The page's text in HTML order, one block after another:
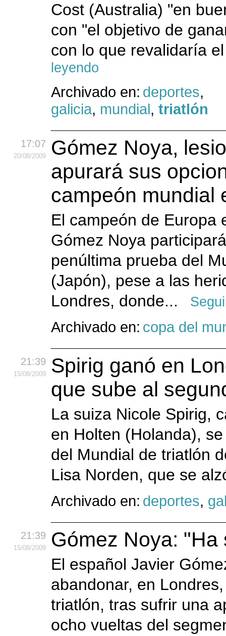
Cost (Australia) "en
con "el objetivo de
con lo que revalidaría
leyendo
Archivado en: deportes,
galicia, mundial, triatlón
17:07
20/08/2009
Gómez Noya,
apurará sus
campeón mundial
El campeón de Europa
Gómez Noya
penúltima prueba del
(Japón), pese a las
Londres, donde...
Archivado en: copa del
21:39
15/08/2009
Spirig ganó en
que sube al
La suiza Nicole Spirig,
en Holten (Holanda),
del Mundial de triatlón
Lisa Norden, que se
Archivado en: deportes,
21:39
15/08/2009 Gómez Noya:
El español Javier
abandonar, en
triatlón, tras sufrir una
ocho vueltas del